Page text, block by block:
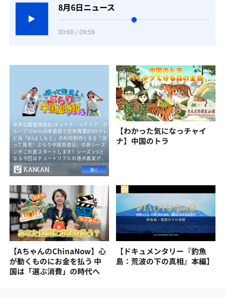
8月6日ニュース
00:00 / 09:59
【わかった気になっチャイ
ナ】中国のトラ
【AちゃんのChinaNow】心
が動くものにお金を払う 中
国は「選ぶ消費」の時代へ
【ドキュメンタリー『釣魚
島：荒波の下の真相』本編】